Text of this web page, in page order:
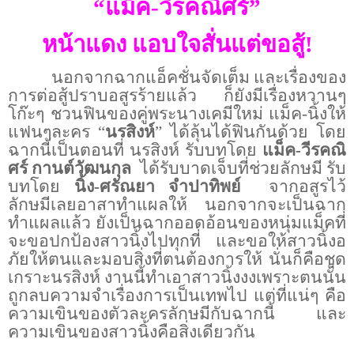
“แม็ค-วีรคณิศร์”
หน้าแดง แอบใจสั่นแต่ขอสู้!
นอกจากฉากแอ็คชั่นจัดเต็ม และเรื่องของ
การต่อสู้ปราบอสูรร้ายแล้ว ก็ยังมีเรื่องหวานๆ
โก๊ะๆ ชวนฟินของคู่พระนางเคมีใหม่ แม็ค-นิ้งให้
แฟนๆละคร “นรสิงห์” ได้ลุ้นได้ฟินกันด้วย โดย
ฉากนี้เป็นตอนที่ นรสิงห์ รับบทโดย แม็ค-วีรคณิ
ศร์ กานต์วัฒนกุล ได้รับบาดเจ็บที่ช่วยลักษมี รับ
บทโดย นิ้ง-ศรัณยา จำปาทิพย์
จากอสูรไว้
ลักษมีเลยอาสาทำแผลให้ นอกจากจะเป็นฉาก
ทำแผลแล้ว ยังเป็นฉากออดอ้อนของหนุ่มแม็คที่
จะขอปกป้องสาวนิ้งไปทุกที่ และขอให้สาวนิ้งอ
ภัยให้ตนและมอบสิ่งที่ตนต้องการให้ นั่นก็คือชุด
เกราะนรสิงห์ งานนี้ทำเอาสาวนิ้งงงเพราะตนนั้น
ถูกลบความจำเรื่องการเป็นเทพไป แต่ที่แน่ๆ คือ
ความเขินของตัวละครลักษมีกับฉากนี้ และ
ความเขินของสาวนิ้งคือสิ่งเดียวกัน